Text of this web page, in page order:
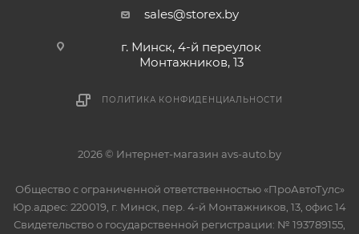
sales@storex.by
г. Минск, 4-й переулок
Монтажников, 13
ПОЛИТИКА КОНФИДЕНЦИАЛЬНОСТИ
2026 © Интернет-магазин avs-auto.by
Общество с ограниченной ответственностью «ПроАвтоТулс»
Юр.адрес: 220019, г. Минск, пер. 4-й Монтажников, 13, офис 14
Свидетельство о государственной регистрации: № 193789155,